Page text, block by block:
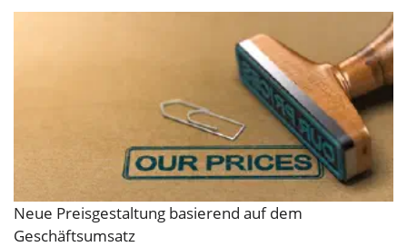
Neue Preisgestaltung basierend auf dem
Geschäftsumsatz